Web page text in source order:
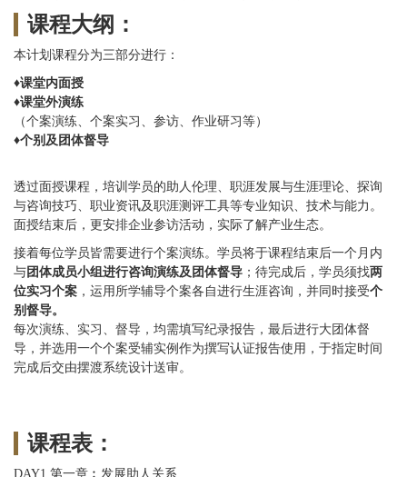
课程大纲：
本计划课程分为三部分进行：
♦课堂内面授
♦课堂外演练
（个案演练、个案实习、参访、作业研习等）
♦个别及团体督导
透过面授课程，培训学员的助人伦理、职涯发展与生涯理论、探询
与咨询技巧、职业资讯及职涯测评工具等专业知识、技术与能力。
面授结束后，更安排企业参访活动，实际了解产业生态。
接着每位学员皆需要进行个案演练。学员将于课程结束后一个月内
与团体成员小组进行咨询演练及团体督导 ；待完成后，学员须找两
位实习个案 ，运用所学辅导个案各自进行生涯咨询，并同时接受个
别督导。
每次演练、实习、督导，均需填写纪录报告，最后进行大团体督
导，并选用一个个案受辅实例作为撰写认证报告使用，于指定时间
完成后交由摆渡系统设计送审。
课程表：
DAY1 第一章︰发展助人关系